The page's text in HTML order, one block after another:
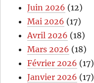
Juin 2026 (12)
Mai 2026 (17)
Avril 2026 (18)
Mars 2026 (18)
Février 2026 (17)
Janvier 2026 (17)